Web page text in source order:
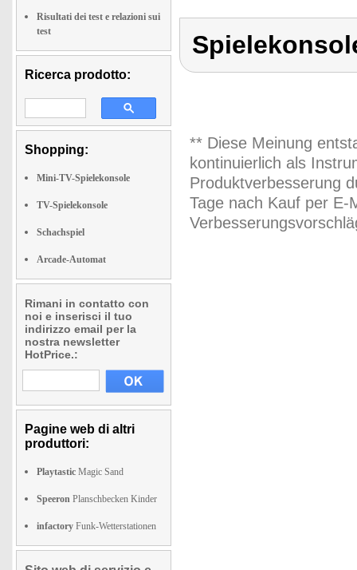
Risultati dei test e relazioni sui
test
Ricerca prodotto:
Shopping:
Mini-TV-Spielekonsole
TV-Spielekonsole
Schachspiel
Arcade-Automat
Rimani in contatto con
noi e inserisci il tuo
indirizzo email per la
nostra newsletter
HotPrice.:
Pagine web di altri
produttori:
Playtastic Magic Sand
Speeron Planschbecken Kinder
infactory Funk-Wetterstationen
** Diese Meinung
kontinuierlich als
Produktverbesserung
Tage nach Kauf per E-